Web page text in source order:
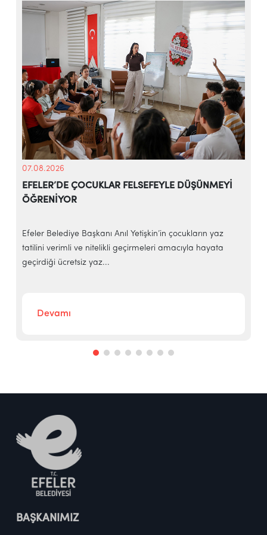
07.08.2026
EFELER’DE ÇOCUKLAR FELSEFEYLE DÜŞÜNMEYİ
ÖĞRENİYOR
Efeler Belediye Başkanı Anıl Yetişkin’in çocukların yaz
tatilini verimli ve nitelikli geçirmeleri amacıyla hayata
geçirdiği ücretsiz yaz...
Devamı
BAŞKANIMIZ